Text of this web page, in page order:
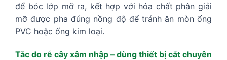
để bóc lớp mỡ ra, kết hợp với hóa chất phân giải
mỡ được pha đúng nồng độ để tránh ăn mòn ống
PVC hoặc ống kim loại.
Tắc do rễ cây xâm nhập – dùng thiết bị cắt chuyên